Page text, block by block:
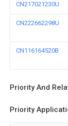
CN217021230U
CN222662298U
CN116164520B
Priority And
Priority